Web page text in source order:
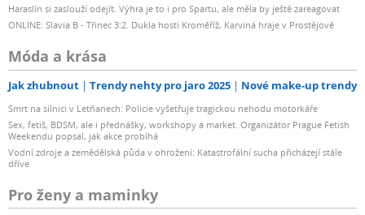
Haraslín si zaslouží odejít. Výhra je to i pro Spartu, ale měla by ještě zareagovat
ONLINE: Slavia B - Třinec 3:2. Dukla hostí Kroměříž, Karviná hraje v Prostějově
Móda a krása
Jak zhubnout Trendy nehty pro jaro 2025 Nové make-up trendy
Smrt na silnici v Letňanech: Policie vyšetřuje tragickou nehodu motorkáře
Sex, fetiš, BDSM, ale i přednášky, workshopy a market. Organizátor Prague Fetish
Weekendu popsal, jak akce probíhá
Vodní zdroje a zemědělská půda v ohrožení: Katastrofální sucha přicházejí stále
dříve
Pro ženy a maminky